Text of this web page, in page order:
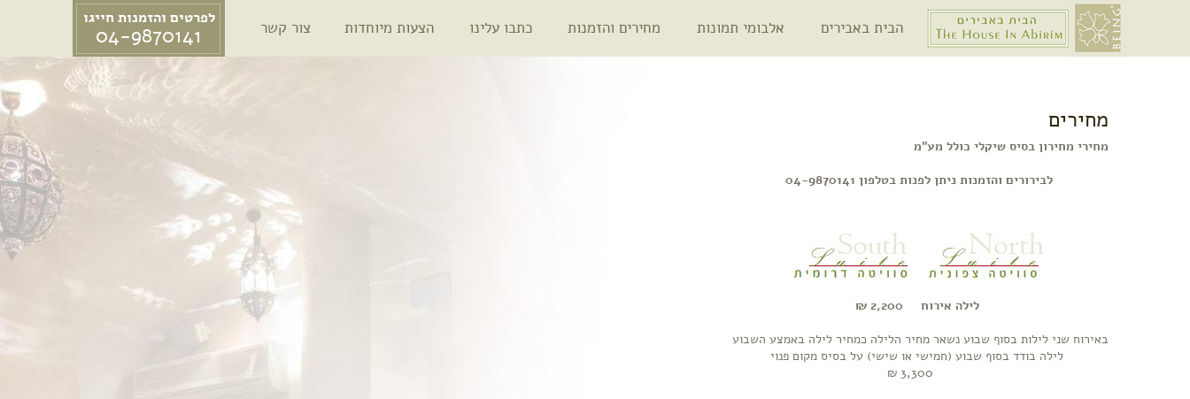
לפרטים והזמנות חייגו
04-9870141 הבית באבירים אלבומי תמונות מחירים והזמנות כתבו עלינו הצעות מיוחדות צור קשר
מחירים
מחירי מחירון בסיס שיקלי כולל מע"מ
לבירורים והזמנות ניתן לפנות בטלפון 04-9870141
לילה אירוח 2,200 ₪
באירוח שני לילות בסוף שבוע נשאר מחיר הלילה כמחיר לילה באמצע השבוע
לילה בודד בסוף שבוע (חמישי או שישי) על בסיס מקום פנוי